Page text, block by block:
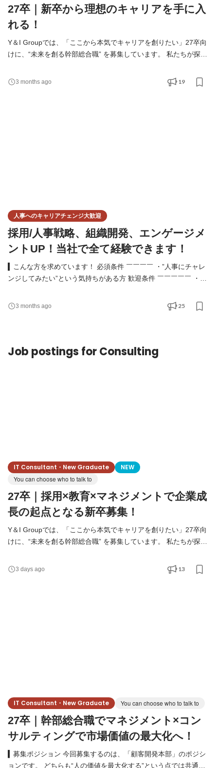
27卒｜新卒から理想のキャリアを手に入
れる！
Y＆I Groupでは、「ここから本気でキャリアを創りたい」27卒向
けに、“未来を創る幹部総合職” を募集しています。 私たちが探し
管理部門でもありません。 事業と組織の前線に立ち、結果で自分
の価値を証明し、早期に意思決定の席へ上がっていく人です。 “組
3 months ago 19
人事へのキャリアチェンジ大歓迎
採用/人事戦略、組織開発、エンゲージメ
ントUP！当社で全て経験できます！
▍こんな方を求めています！ 必須条件 ￣￣￣￣ ・”人事にチャレ
ンジしてみたい”という気持ちがある方 歓迎条件 ￣￣￣￣￣ ・人
ージメント向上施策の企画、運用経験 ・マネジメント経験 ・営業
3 months ago 25
Job postings for Consulting
IT Consultant・New Graduate
NEW
You can choose who to talk to
27卒｜採用×教育×マネジメントで企業成
長の起点となる新卒募集！
Y＆I Groupでは、「ここから本気でキャリアを創りたい」27卒向
けに、“未来を創る幹部総合職” を募集しています。 私たちが探し
管理部門でもありません。 事業と組織の前線に立ち、結果で自分
の価値を証明し、早期に意思決定の席へ上がっていく人です。 “組
3 days ago 13
IT Consultant・New Graduate You can choose who to talk to
27卒｜幹部総合職でマネジメント×コン
サルティングで市場価値の最大化へ！
▍募集ポジション 今回募集するのは、「顧客開発本部」のポジシ
ョンです。 どちらも“人の価値を最大化する”という点では共通し